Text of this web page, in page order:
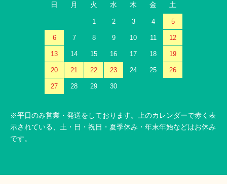
日 月 火 水 木 金 土
1 2 3 4 5
6 7 8 9 10 11 12
13 14 15 16 17 18 19
20 21 22 23 24 25 26
27 28 29 30
※平日のみ営業・発送をしております。上のカレンダーで赤く表
示されている、土・日・祝日・夏季休み・年末年始などはお休み
です。